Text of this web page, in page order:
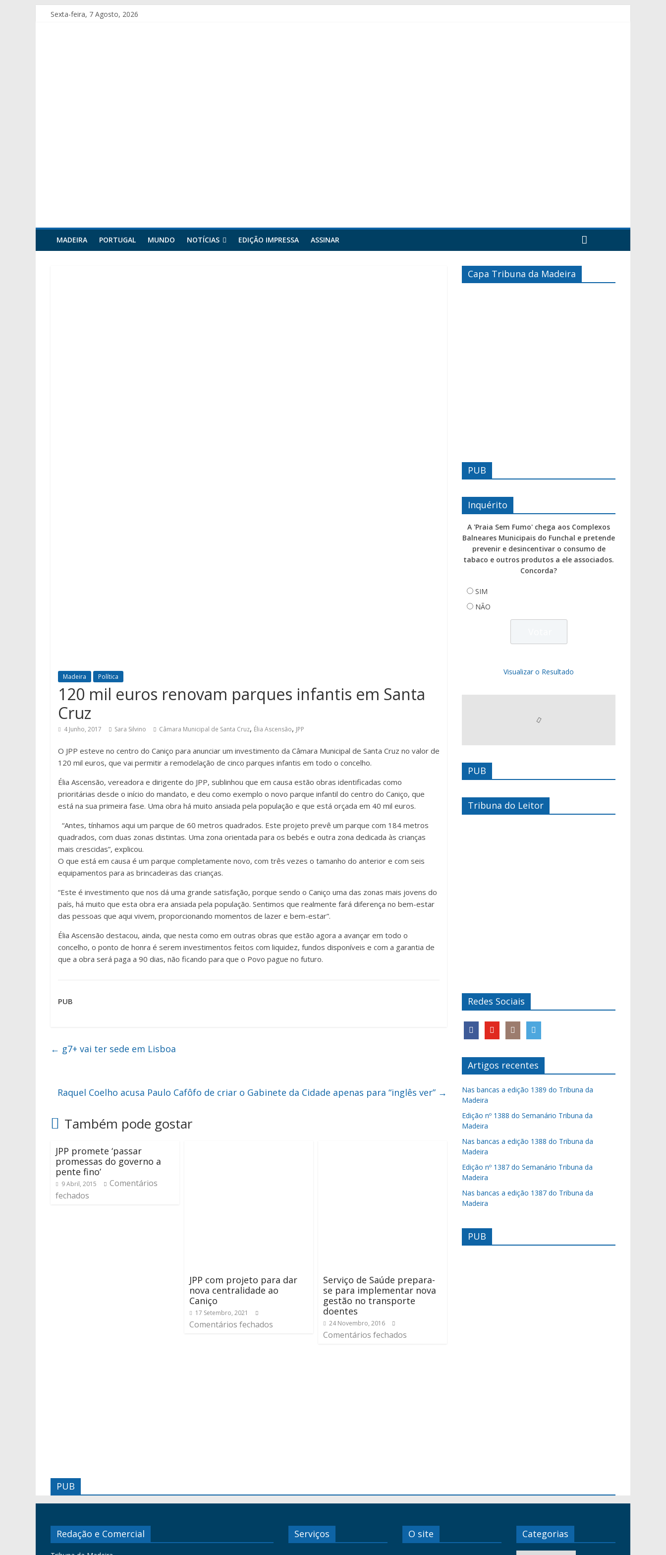
Sexta-feira, 7 Agosto, 2026
MADEIRA PORTUGAL MUNDO NOTÍCIAS EDIÇÃO IMPRESSA ASSINAR
Madeira Política
120 mil euros renovam parques infantis em Santa
Cruz
4 Junho, 2017 Sara Silvino Câmara Municipal de Santa Cruz, Élia Ascensão, JPP
O JPP esteve no centro do Caniço para anunciar um investimento da Câmara Municipal de Santa Cruz no valor de
120 mil euros, que vai permitir a remodelação de cinco parques infantis em todo o concelho.
Élia Ascensão, vereadora e dirigente do JPP, sublinhou que em causa estão obras identificadas como
prioritárias desde o início do mandato, e deu como exemplo o novo parque infantil do centro do Caniço, que
está na sua primeira fase. Uma obra há muito ansiada pela população e que está orçada em 40 mil euros.
“Antes, tínhamos aqui um parque de 60 metros quadrados. Este projeto prevê um parque com 184 metros
quadrados, com duas zonas distintas. Uma zona orientada para os bebés e outra zona dedicada às crianças
mais crescidas”, explicou.
O que está em causa é um parque completamente novo, com três vezes o tamanho do anterior e com seis
equipamentos para as brincadeiras das crianças.
“Este é investimento que nos dá uma grande satisfação, porque sendo o Caniço uma das zonas mais jovens do
país, há muito que esta obra era ansiada pela população. Sentimos que realmente fará diferença no bem-estar
das pessoas que aqui vivem, proporcionando momentos de lazer e bem-estar”.
Élia Ascensão destacou, ainda, que nesta como em outras obras que estão agora a avançar em todo o
concelho, o ponto de honra é serem investimentos feitos com liquidez, fundos disponíveis e com a garantia de
que a obra será paga a 90 dias, não ficando para que o Povo pague no futuro.
PUB
← g7+ vai ter sede em Lisboa
Raquel Coelho acusa Paulo Cafôfo de criar o Gabinete da Cidade apenas para “inglês ver” →
Também pode gostar
JPP promete ‘passar
promessas do governo a
pente fino’
9 Abril, 2015
Comentários
fechados
JPP com projeto para dar
nova centralidade ao
Caniço
17 Setembro, 2021
Comentários fechados
Serviço de Saúde prepara-
se para implementar nova
gestão no transporte
doentes
24 Novembro, 2016
Comentários fechados
Capa Tribuna da Madeira
PUB
Inquérito
A 'Praia Sem Fumo' chega aos Complexos
Balneares Municipais do Funchal e pretende
prevenir e desincentivar o consumo de
tabaco e outros produtos a ele associados.
Concorda?
SIM
NÃO
Visualizar o Resultado
PUB
Tribuna do Leitor
Redes Sociais
Artigos recentes
Nas bancas a edição 1389 do Tribuna da
Madeira
Edição nº 1388 do Semanário Tribuna da
Madeira
Nas bancas a edição 1388 do Tribuna da
Madeira
Edição nº 1387 do Semanário Tribuna da
Madeira
Nas bancas a edição 1387 do Tribuna da
Madeira
PUB
PUB
Redação e Comercial Serviços O site Categorias